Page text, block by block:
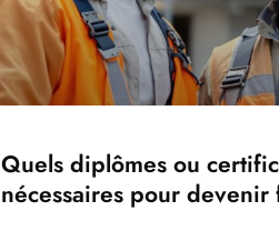
Quels diplômes ou
nécessaires pour devenir